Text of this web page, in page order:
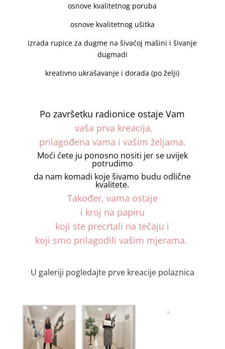
osnove kvalitetnog poruba
osnove kvalitetnog ušitka
izrada rupice za dugme na šivaćoj mašini i šivanje
dugmadi
kreativno ukrašavanje i dorada (po želji)
Po završetku radionice ostaje Vam
vaša prva kreacija,
prilagođena vama i vašim željama.
Moći ćete ju ponosno nositi jer se uvijek
potrudimo
da nam komadi koje šivamo budu odlične
kvalitete.
Također, vama ostaje
i kroj na papiru
koji ste precrtali na tečaju i
koji smo prilagodili vašim mjerama.
U galeriji pogledajte prve kreacije polaznica